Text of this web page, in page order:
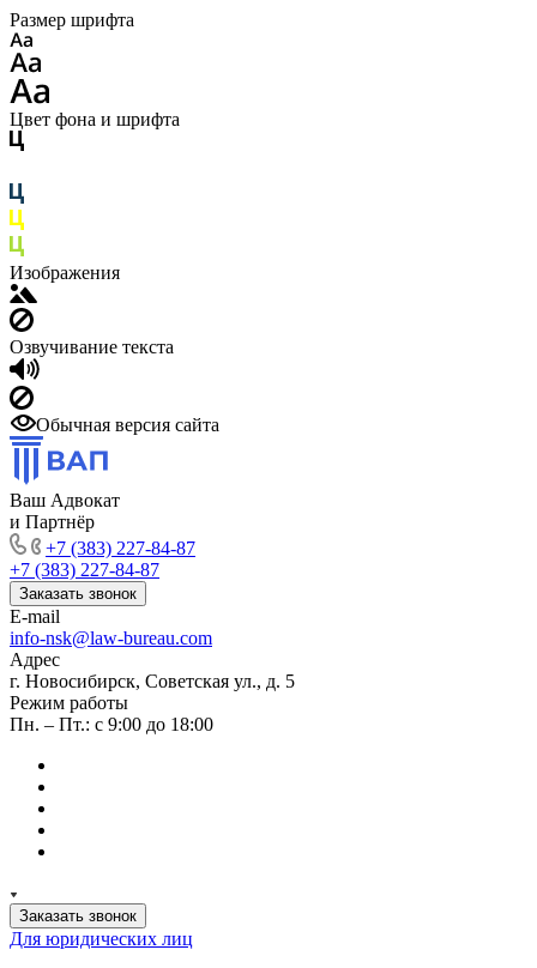
Размер шрифта
Цвет фона и шрифта
Изображения
Озвучивание текста
Обычная версия сайта
Ваш Адвокат
и Партнёр
+7 (383) 227-84-87
+7 (383) 227-84-87
Заказать звонок
E-mail
info-nsk@law-bureau.com
Адрес
г. Новосибирск, Советская ул., д. 5
Режим работы
Пн. – Пт.: с 9:00 до 18:00
Заказать звонок
Для юридических лиц